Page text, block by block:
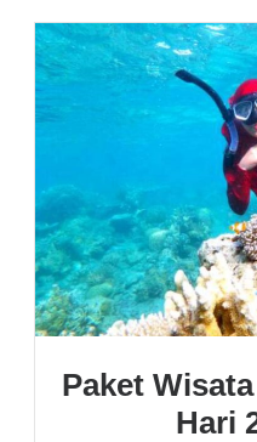
Paket
Hari